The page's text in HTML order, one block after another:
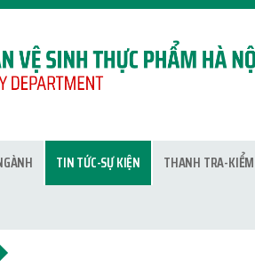
TIN TỨC-SỰ KIỆN THANH TRA-